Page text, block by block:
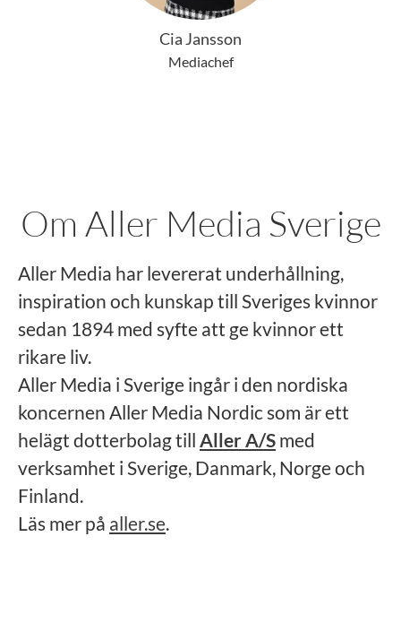
Cia Jansson
Mediachef
Om Aller Media Sverige
Aller Media har levererat underhållning,
inspiration och kunskap till Sveriges kvinnor
sedan 1894 med syfte att ge kvinnor ett
rikare liv.
Aller Media i Sverige ingår i den nordiska
koncernen Aller Media Nordic som är ett
helägt dotterbolag till Aller A/S med
verksamhet i Sverige, Danmark, Norge och
Finland.
Läs mer på aller.se.